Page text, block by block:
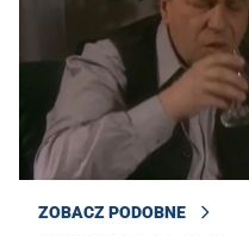
ZOBACZ PODOBNE